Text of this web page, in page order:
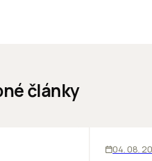
články
04. 08.